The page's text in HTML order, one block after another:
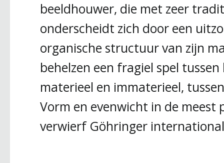
beeldhouwer, die met zeer
onderscheidt zich door een
organische structuur van zijn
behelzen een fragiel spel
materieel en immaterieel,
Vorm en evenwicht in de meest
verwierf Göhringer